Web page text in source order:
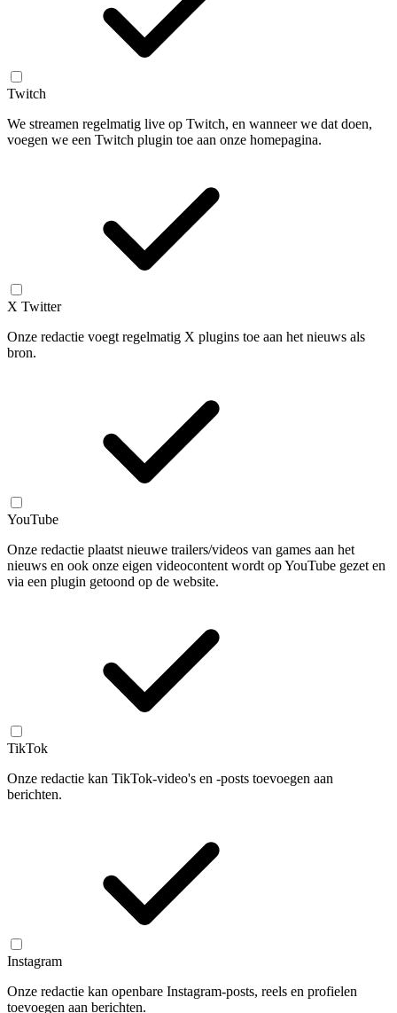
Twitch
We streamen regelmatig live op Twitch, en wanneer we dat doen,
voegen we een Twitch plugin toe aan onze homepagina.
X Twitter
Onze redactie voegt regelmatig X plugins toe aan het nieuws als
bron.
YouTube
Onze redactie plaatst nieuwe trailers/videos van games aan het
nieuws en ook onze eigen videocontent wordt op YouTube gezet en
via een plugin getoond op de website.
TikTok
Onze redactie kan TikTok-video's en -posts toevoegen aan
berichten.
Instagram
Onze redactie kan openbare Instagram-posts, reels en profielen
toevoegen aan berichten.